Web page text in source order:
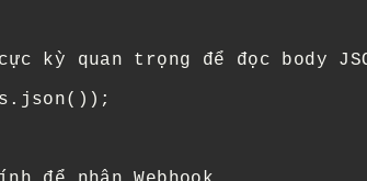
kỳ quan trọng để đọc body
. json());